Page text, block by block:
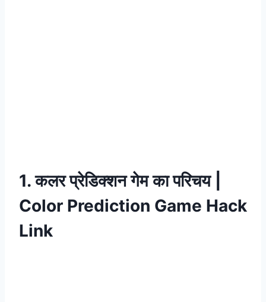
1. कलर प्रेडिक्शन गेम का परिचय |
Color Prediction Game Hack
Link